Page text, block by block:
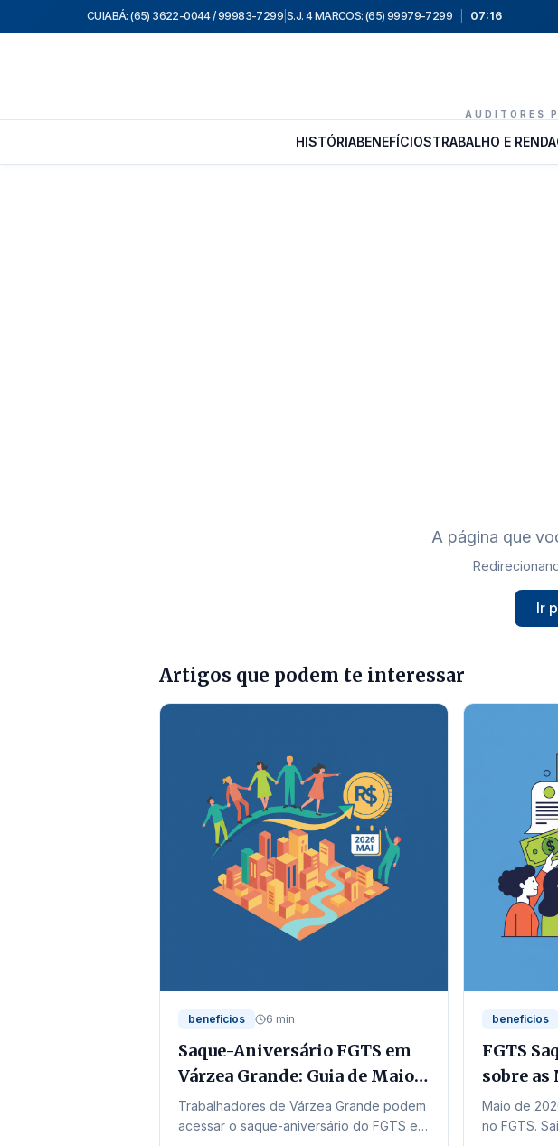
CUIABÁ: (65) 3622-0044 / 99983-7299 S.J. 4 MARCOS: (65) 99979-7299 07:16
AUDITORES
HISTÓRIABENEFÍCIOSTRABALHO E RENDA
A página que
Ir
Artigos que podem te interessar
beneficios 6 min
Saque-Aniversário FGTS em
Várzea Grande: Guia de Maio
de 2026
Trabalhadores de Várzea Grande podem
acessar o saque-aniversário do FGTS e
beneficios
FGTS
sobre as
Maio de
no FGTS.